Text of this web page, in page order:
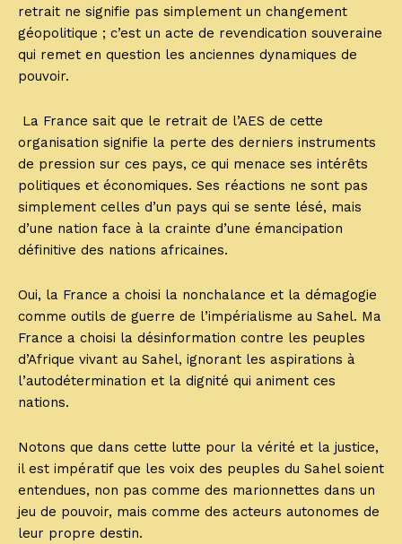
retrait ne signifie pas simplement un changement
géopolitique ; c’est un acte de revendication souveraine
qui remet en question les anciennes dynamiques de
pouvoir.
La France sait que le retrait de l’AES de cette
organisation signifie la perte des derniers instruments
de pression sur ces pays, ce qui menace ses intérêts
politiques et économiques. Ses réactions ne sont pas
simplement celles d’un pays qui se sente lésé, mais
d’une nation face à la crainte d’une émancipation
définitive des nations africaines.
Oui, la France a choisi la nonchalance et la démagogie
comme outils de guerre de l’impérialisme au Sahel. Ma
France a choisi la désinformation contre les peuples
d’Afrique vivant au Sahel, ignorant les aspirations à
l’autodétermination et la dignité qui animent ces
nations.
Notons que dans cette lutte pour la vérité et la justice,
il est impératif que les voix des peuples du Sahel soient
entendues, non pas comme des marionnettes dans un
jeu de pouvoir, mais comme des acteurs autonomes de
leur propre destin.